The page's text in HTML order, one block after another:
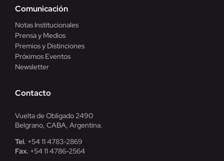
Comunicación
Notas Institucionales
Prensa y Medios
Premios y Distinciones
Próximos Eventos
Newsletter
Contacto
Vuelta de Obligado 2490
Belgrano, CABA, Argentina.
Tel. +54 11 4783-2869
Fax. +54 11 4786-2564